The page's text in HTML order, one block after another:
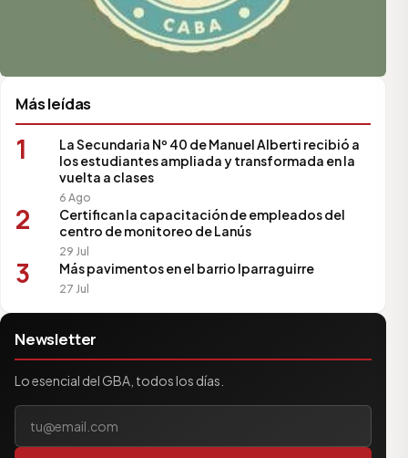
Más leídas
1
La Secundaria Nº 40 de Manuel Alberti recibió a
los estudiantes ampliada y transformada en la
vuelta a clases
6 Ago
2
Certifican la capacitación de empleados del
centro de monitoreo de Lanús
29 Jul
3 Más pavimentos en el barrio Iparraguirre
27 Jul
Newsletter
Lo esencial del GBA, todos los días.